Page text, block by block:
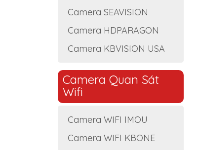
Camera SEAVISION
Camera HDPARAGON
Camera KBVISION USA
Camera Quan Sát
Wifi
Camera WIFI IMOU
Camera WIFI KBONE